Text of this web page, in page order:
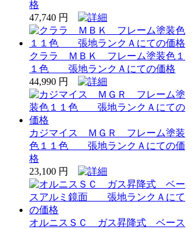
格
47,740 円
クララ ＭＢＫ フレーム塗装色１
１色 張地ランクＡにての価格
44,990 円
カジマイス ＭＧＲ フレーム塗装
色１１色 張地ランクＡにての価
格
23,100 円
オルニスＳＣ ガス昇降式 ベース